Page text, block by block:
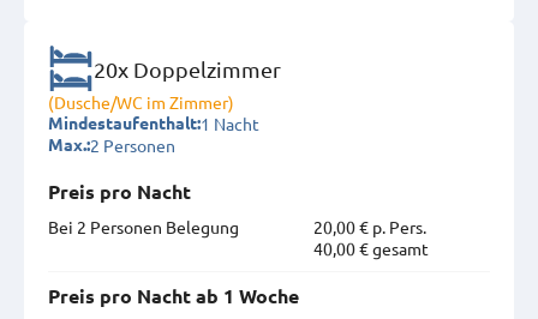
20x Doppelzimmer
(Dusche/WC im Zimmer)
Mindestaufenthalt:1 Nacht
Max.:2 Personen
Preis pro Nacht
Bei 2 Personen Belegung
20,00 € p. Pers.
40,00 € gesamt
Preis pro Nacht ab 1 Woche